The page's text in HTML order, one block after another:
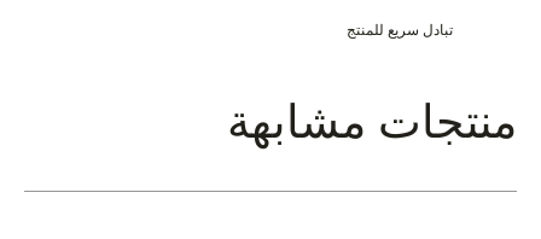
تبادل سريع للمنتج
منتجات مشابهة